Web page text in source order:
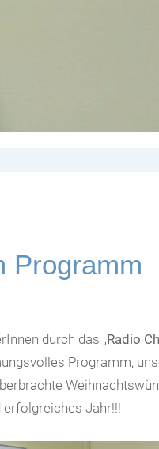
Programm
durch das „Radio
Programm,
erfolgreiches Jahr!!!